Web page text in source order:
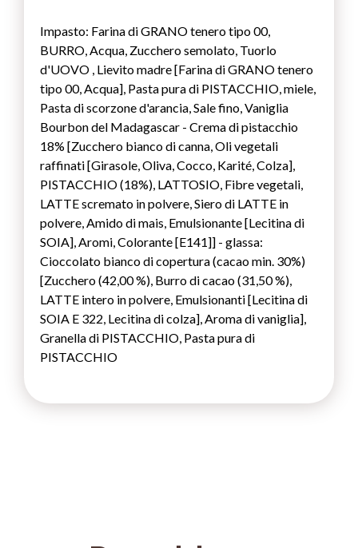
Impasto: Farina di GRANO tenero tipo 00,
BURRO, Acqua, Zucchero semolato, Tuorlo
d'UOVO , Lievito madre [Farina di GRANO tenero
tipo 00, Acqua], Pasta pura di PISTACCHIO, miele,
Pasta di scorzone d'arancia, Sale fino, Vaniglia
Bourbon del Madagascar - Crema di pistacchio
18% [Zucchero bianco di canna, Oli vegetali
raffinati [Girasole, Oliva, Cocco, Karité, Colza],
PISTACCHIO (18%), LATTOSIO, Fibre vegetali,
LATTE scremato in polvere, Siero di LATTE in
polvere, Amido di mais, Emulsionante [Lecitina di
SOIA], Aromi, Colorante [E141]] - glassa:
Cioccolato bianco di copertura (cacao min. 30%)
[Zucchero (42,00 %), Burro di cacao (31,50 %),
LATTE intero in polvere, Emulsionanti [Lecitina di
SOIA E 322, Lecitina di colza], Aroma di vaniglia],
Granella di PISTACCHIO, Pasta pura di
PISTACCHIO